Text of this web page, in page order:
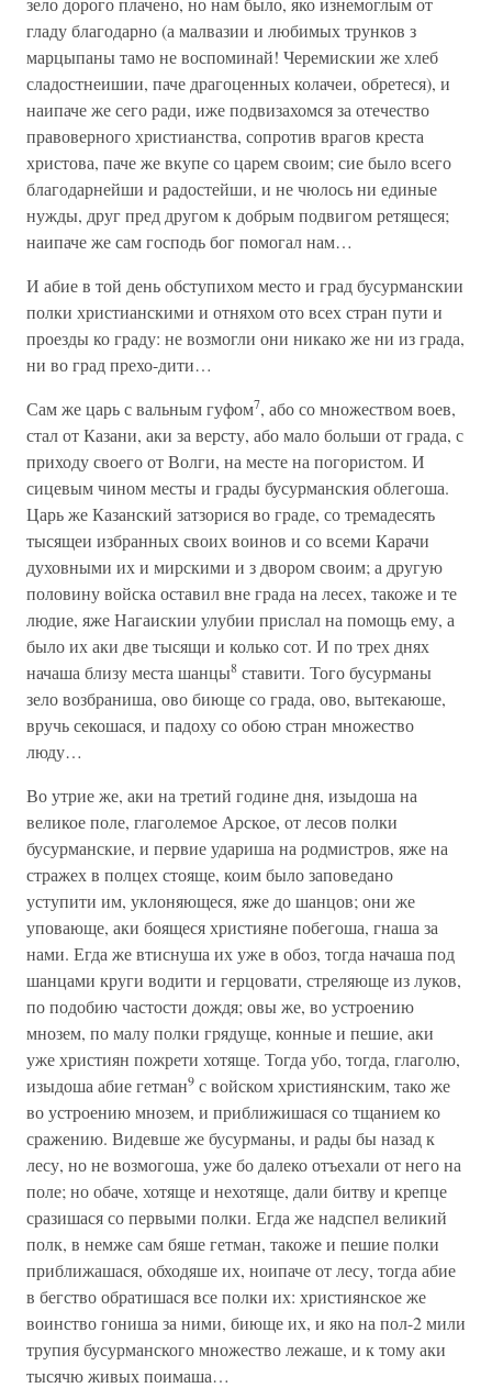
гладу благодарно (а малвазии и любимых трунков з
марцыпаны тамо не воспоминай! Черемискии же хлеб
сладостнеишии, паче драгоценных колачеи, обретеся), и
наипаче же сего ради, иже подвизахомся за отечество
правоверного христианства, сопротив врагов креста
христова, паче же вкупе со царем своим; сие было всего
благодарнейши и радостейши, и не чюлось ни единые
нужды, друг пред другом к добрым подвигом ретящеся;
наипаче же сам господь бог помогал нам…
И абие в той день обступихом место и град бусурманскии
полки христианскими и отняхом ото всех стран пути и
проезды ко граду: не возмогли они никако же ни из града,
ни во град прехо-дити…
Сам же царь с вальным гуфом7, або со множеством воев,
стал от Казани, аки за версту, або мало больши от града, с
приходу своего от Волги, на месте на погористом. И
сицевым чином месты и грады бусурманския облегоша.
Царь же Казанский затзорися во граде, со тремадесять
тысящеи избранных своих воинов и со всеми Карачи
духовными их и мирскими и з двором своим; а другую
половину войска оставил вне града на лесех, такоже и те
людие, яже Нагаискии улубии прислал на помощь ему, а
было их аки две тысящи и колько сот. И по трех днях
начаша близу места шанцы8 ставити. Того бусурманы
зело возбраниша, ово биюще со града, ово, вытекаюше,
вручь секошася, и падоху со обою стран множество
люду…
Во утрие же, аки на третий године дня, изыдоша на
великое поле, глаголемое Арское, от лесов полки
бусурманские, и первие удариша на родмистров, яже на
стражех в полцех стояще, коим было заповедано
уступити им, уклоняющеся, яже до шанцов; они же
уповающе, аки боящеся християне побегоша, гнаша за
нами. Егда же втиснуша их уже в обоз, тогда начаша под
шанцами круги водити и герцовати, стреляюще из луков,
по подобию частости дождя; овы же, во устроению
мнозем, по малу полки грядуще, конные и пешие, аки
уже християн пожрети хотяще. Тогда убо, тогда, глаголю,
изыдоша абие гетман9 с войском християнским, тако же
во устроению мнозем, и приближишася со тщанием ко
сражению. Видевше же бусурманы, и рады бы назад к
лесу, но не возмогоша, уже бо далеко отъехали от него на
поле; но обаче, хотяще и нехотяще, дали битву и крепце
сразишася со первыми полки. Егда же надспел великий
полк, в немже сам бяше гетман, такоже и пешие полки
приближашася, обходяше их, ноипаче от лесу, тогда абие
в бегство обратишася все полки их: християнское же
воинство гониша за ними, биюще их, и яко на пол-2 мили
трупия бусурманского множество лежаше, и к тому аки
тысячю живых поимаша…